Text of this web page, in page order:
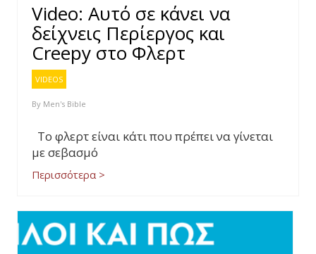
Video: Αυτό σε κάνει να
δείχνεις Περίεργος και
Creepy στο Φλερτ
VIDEOS
By Men's Bible
Το φλερτ είναι κάτι που πρέπει να γίνεται
με σεβασμό
Περισσότερα >